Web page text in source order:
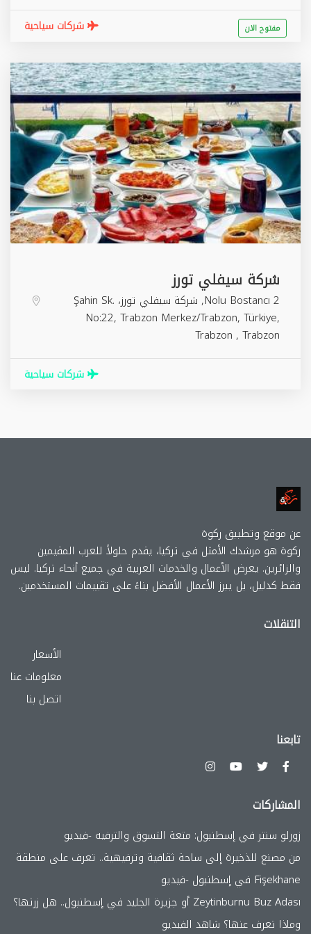
شركات سياحية مفتوح الان
شركة سيفلي تورز
2 Nolu Bostancı, شركة سيفلي تورز، Şahin Sk.
No:22, Trabzon Merkez/Trabzon, Türkiye,
Trabzon , Trabzon
شركات سياحية
عن موقع وتطببق ركوة
ركوة هو مرشدك الأمثل في تركيا، يقدم حلولاً للعرب المقيمين
والزائرين. يعرض الأعمال والخدمات العربية في جميع أنحاء تركيا. ليس
فقط كدليل، بل يبرز الأعمال الأفضل بناءً على تقييمات المستخدمين.
التنقلات
الأسعار
معلومات عنا
اتصل بنا
تابعنا
المشاركات
زورلو سنتر في إسطنبول: متعة التسوق والترفيه -فيديو
من مصنع للذخيرة إلى ساحة ثقافية وترفيهية.. تعرف على منطقة
Fişekhane في إسطنبول -فيديو
Zeytinburnu Buz Adası أو جزيرة الجليد في إسطنبول.. هل زرتها؟
وماذا تعرف عنها؟ شاهد الفيديو